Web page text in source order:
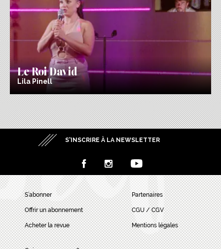
Le Roi David
Lila Pinell
S’INSCRIRE À LA NEWSLETTER
S’abonner
Offrir un abonnement
Acheter la revue
Partenaires
CGU / CGV
Mentions légales